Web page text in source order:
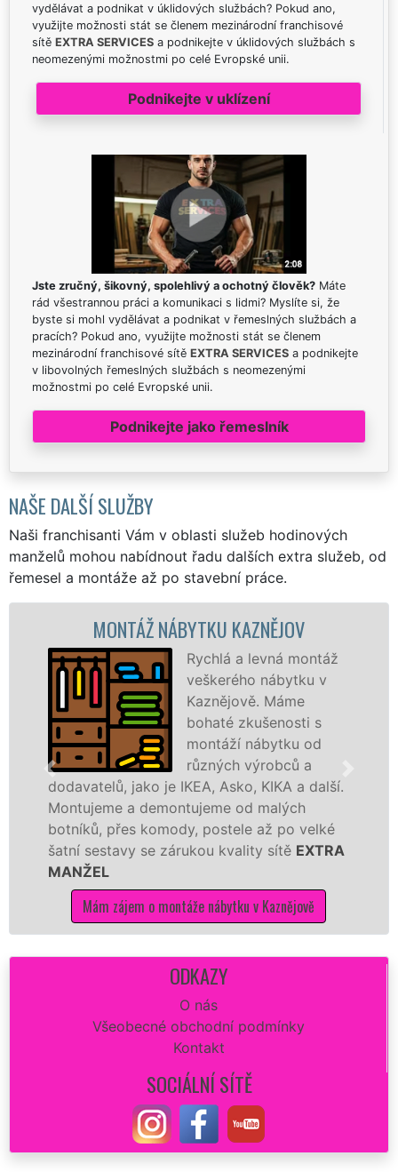
vydělávat a podnikat v úklidových službách? Pokud ano,
využijte možnosti stát se členem mezinárodní franchisové
sítě EXTRA SERVICES a podnikejte v úklidových službách s
neomezenými možnostmi po celé Evropské unii.
Podnikejte v uklízení
Jste zručný, šikovný, spolehlivý a ochotný člověk? Máte
rád všestrannou práci a komunikaci s lidmi? Myslíte si, že
byste si mohl vydělávat a podnikat v řemeslných službách a
pracích? Pokud ano, využijte možnosti stát se členem
mezinárodní franchisové sítě EXTRA SERVICES a podnikejte
v libovolných řemeslných službách s neomezenými
možnostmi po celé Evropské unii.
Podnikejte jako řemeslník
NAŠE DALŠÍ SLUŽBY
Naši franchisanti Vám v oblasti služeb hodinových
manželů mohou nabídnout řadu dalších extra služeb, od
řemesel a montáže až po stavební práce.
MONTÁŽ NÁBYTKU KAZNĚJOV
Rychlá a levná montáž
veškerého nábytku v
Kaznějově. Máme
bohaté zkušenosti s
montáží nábytku od
různých výrobců a
jako je IKEA, Asko, KIKA a další.
a demontujeme od malých
přes komody, postele až po velké
sestavy se zárukou kvality sítěEXTRA
Mám zájem o montáže nábytku v Kaznějově
ODKAZY
O nás
Všeobecné obchodní podmínky
Kontakt
SOCIÁLNÍ SÍTĚ